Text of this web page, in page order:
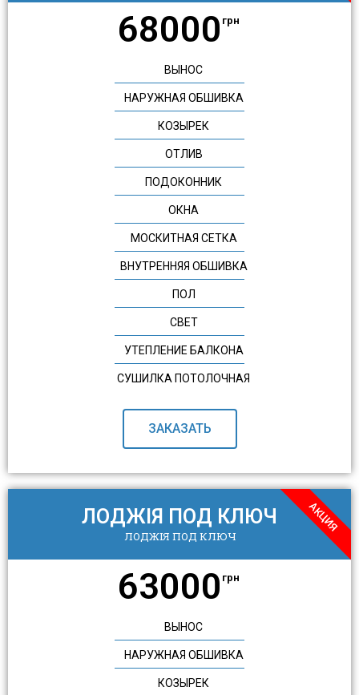
68000 грн
ВЫНОС
НАРУЖНАЯ ОБШИВКА
КОЗЫРЕК
ОТЛИВ
ПОДОКОННИК
ОКНА
МОСКИТНАЯ СЕТКА
ВНУТРЕННЯЯ ОБШИВКА
ПОЛ
СВЕТ
УТЕПЛЕНИЕ БАЛКОНА
СУШИЛКА ПОТОЛОЧНАЯ
ЗАКАЗАТЬ
ЛОДЖІЯ ПОД КЛЮЧ
ЛОДЖІЯ ПОД КЛЮЧ
63000 грн
ВЫНОС
НАРУЖНАЯ ОБШИВКА
КОЗЫРЕК
АКЦИЯ